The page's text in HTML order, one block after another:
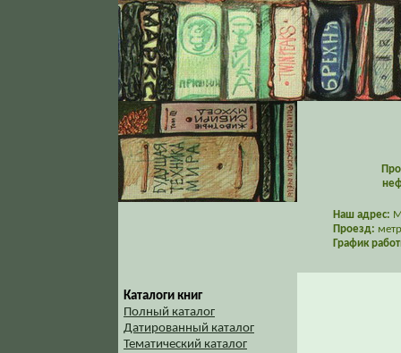
Наш адрес:
Проезд:
График
Каталоги книг
Полный каталог
Датированный каталог
Тематический каталог